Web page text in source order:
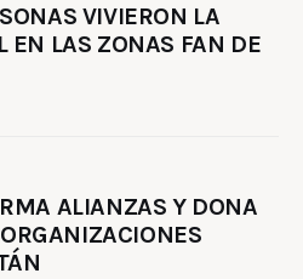
VIVIERON LA
EN LAS ZONAS FAN DE
ALIANZAS Y DONA